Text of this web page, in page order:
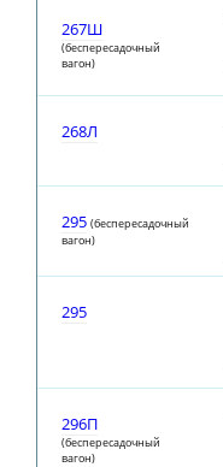
267Ш
(беспересадочный
вагон)
268Л
295 (беспересадочный
вагон)
295
296П
(беспересадочный
вагон)